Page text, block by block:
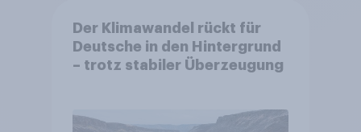
Der Klimawandel rückt für
Deutsche in den Hintergrund
– trotz stabiler Überzeugung